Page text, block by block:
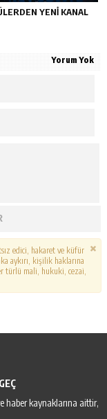
YENI KANAL
Yorum Yok
edici, hakaret ve küfür
aykırı, kişilik haklarına
türlü mali, hukuki, cezai,
haber kaynaklarına aittir,